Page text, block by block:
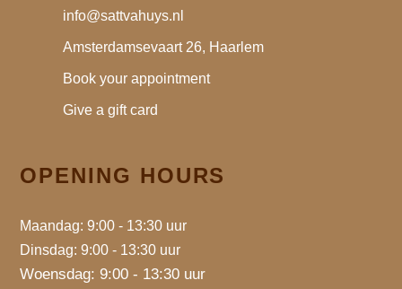
info@sattvahuys.nl
Amsterdamsevaart 26, Haarlem
Book your appointment
Give a gift card
OPENING HOURS
Maandag: 9:00 - 13:30 uur
Dinsdag: 9:00 - 13:30 uur
Woensdag: 9:00 - 13:30 uur